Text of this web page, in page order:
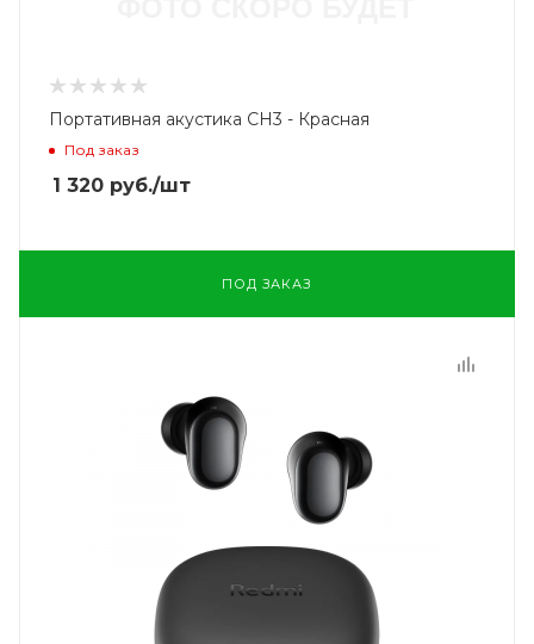
Портативная акустика CH3 - Красная
Под заказ
1 320 руб./шт
ПОД ЗАКАЗ